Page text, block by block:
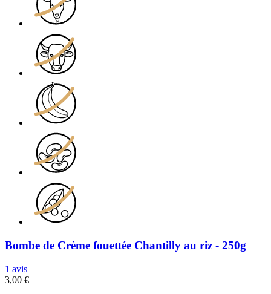
Bombe de Crème fouettée Chantilly au riz - 250g
1 avis
3,00 €